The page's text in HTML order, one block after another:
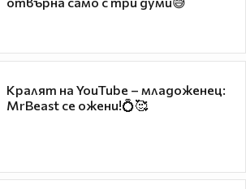
Кралят на YouTube – младоженец:
MrBeast се ожени!💍🥰